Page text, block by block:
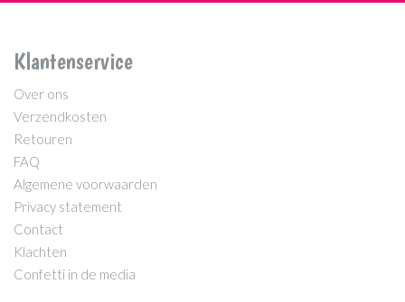
Klantenservice
Over ons
Verzendkosten
Retouren
FAQ
Algemene voorwaarden
Privacy statement
Contact
Klachten
Confetti in de media